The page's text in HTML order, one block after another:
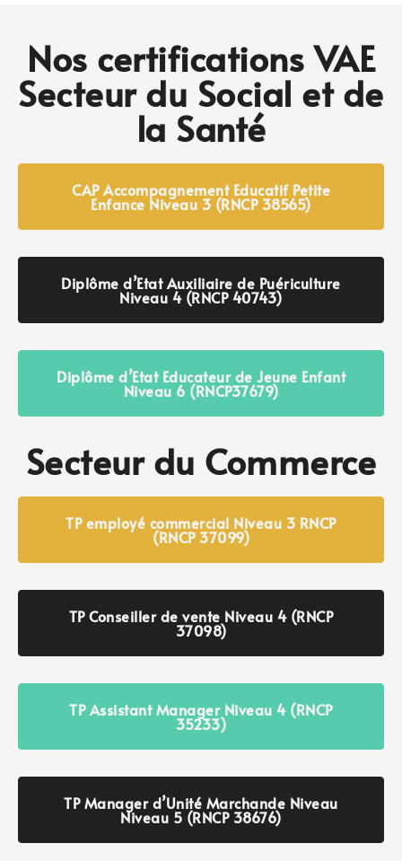
Nos certifications VAE
Secteur du Social et de
la Santé
CAP Accompagnement Educatif Petite
Enfance Niveau 3 (RNCP 38565)
Diplôme d’Etat Auxiliaire de Puériculture
Niveau 4 (RNCP 40743)
Diplôme d’Etat Educateur de Jeune Enfant
Niveau 6 (RNCP37679)
Secteur du Commerce
TP employé commercial Niveau 3 RNCP
(RNCP 37099)
TP Conseiller de vente Niveau 4 (RNCP
37098)
TP Assistant Manager Niveau 4 (RNCP
35233)
TP Manager d’Unité Marchande Niveau
Niveau 5 (RNCP 38676)